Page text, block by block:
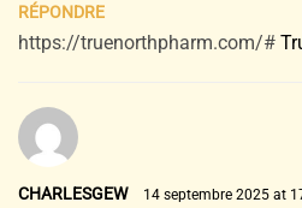
RÉPONDRE
https://truenorthpharm.com/#
CHARLESGEW 14 septembre 2025 at